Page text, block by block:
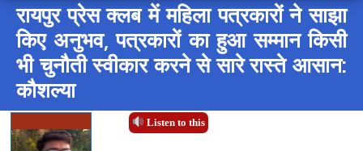
रायपुर प्रेस क्लब में महिला पत्रकारों ने साझा
किए अनुभव, पत्रकारों का हुआ सम्मान किसी
भी चुनौती स्वीकार करने से सारे रास्ते आसान:
कौशल्या
Listen to this